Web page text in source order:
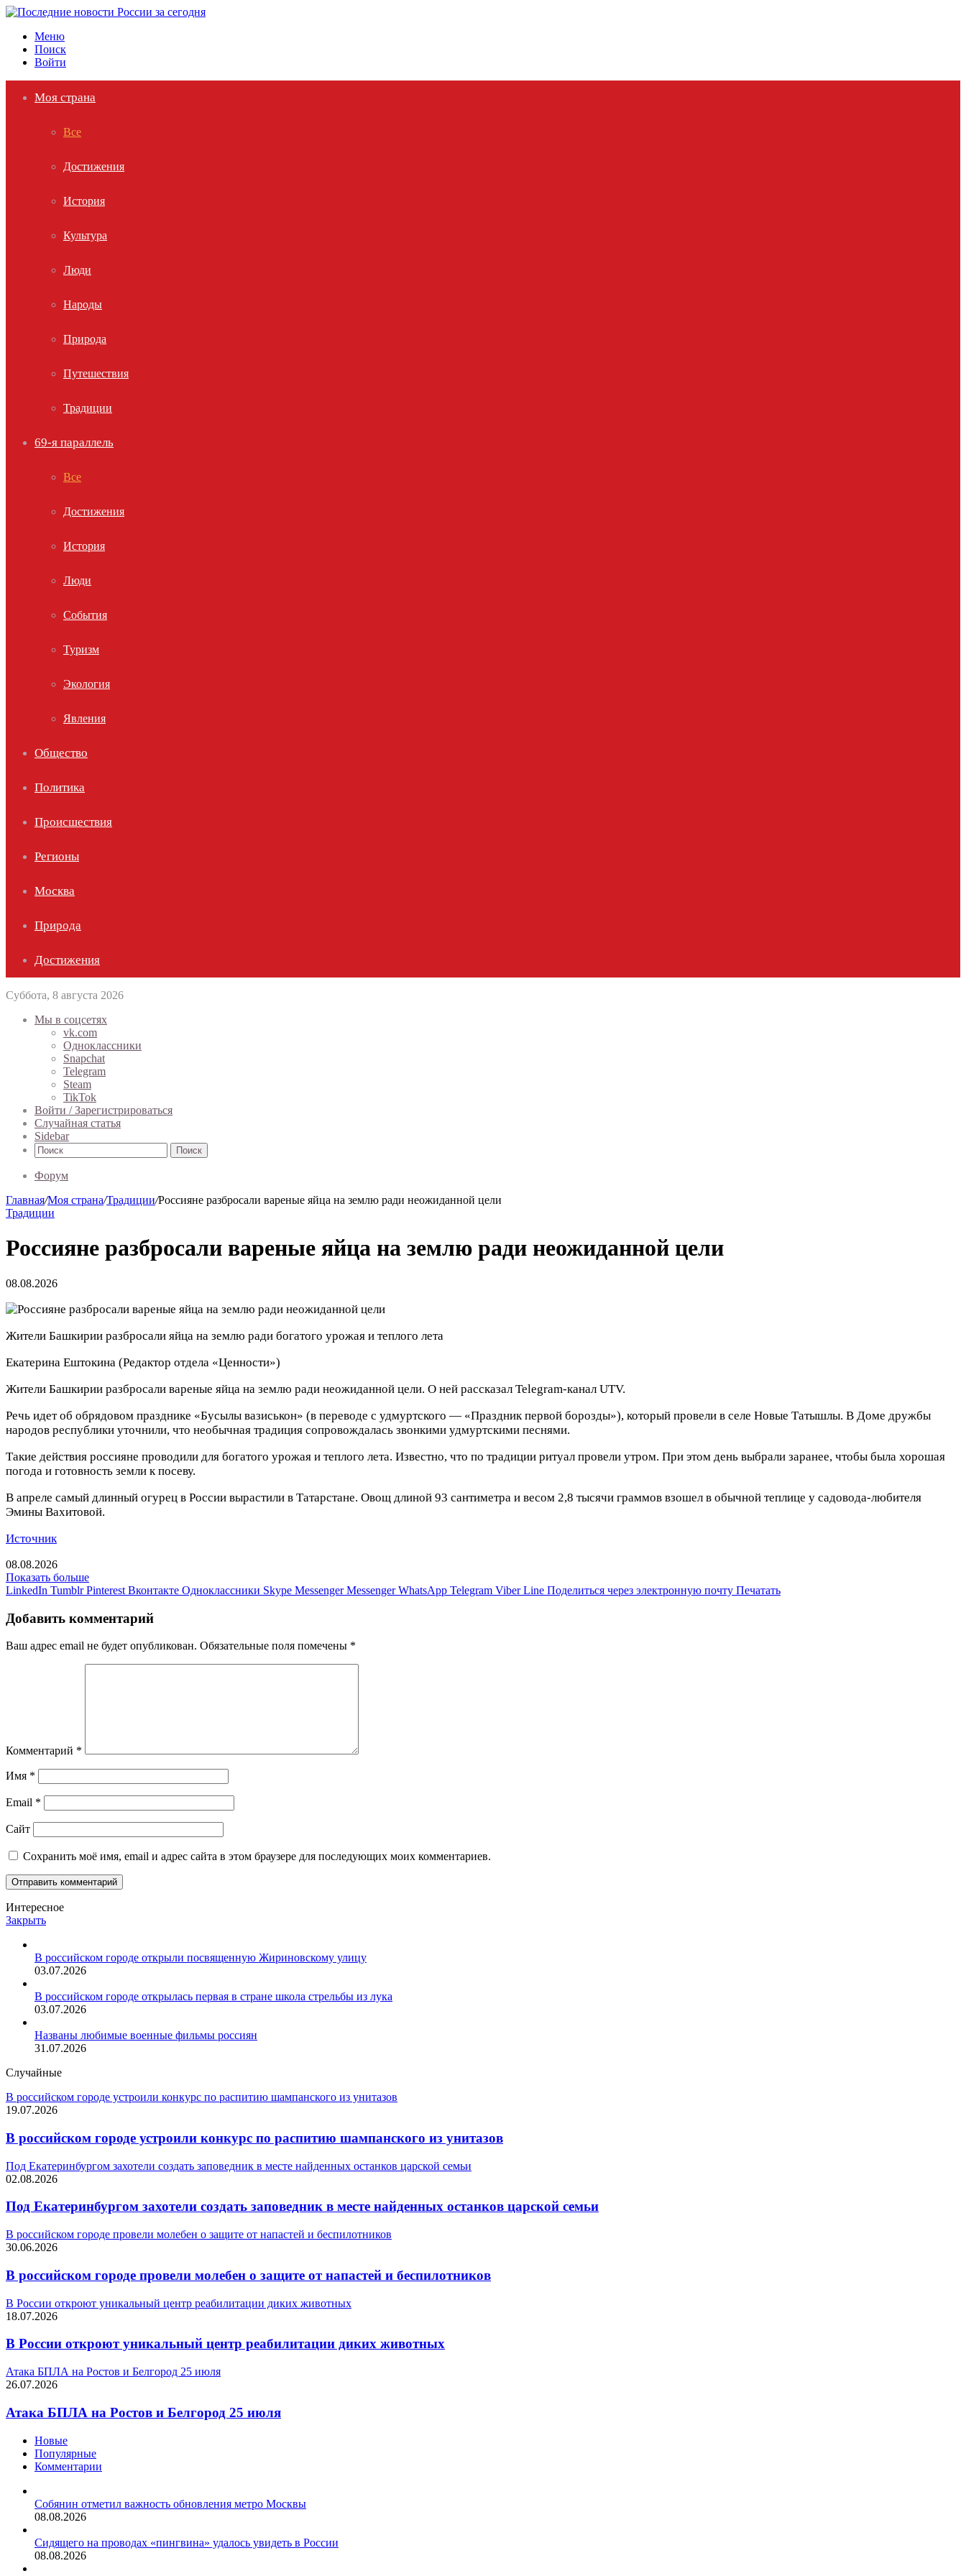
Меню
Поиск
Войти
Моя страна
Все
Достижения
История
Культура
Люди
Народы
Природа
Путешествия
Традиции
69-я параллель
Все
Достижения
История
Люди
События
Туризм
Экология
Явления
Общество
Политика
Происшествия
Регионы
Москва
Природа
Достижения
Суббота, 8 августа 2026
Мы в соцсетях
vk.com
Одноклассники
Snapchat
Telegram
Steam
TikTok
Войти / Зарегистрироваться
Случайная статья
Sidebar
Поиск
Форум
Главная/Моя страна/Традиции/Россияне разбросали вареные яйца на землю ради неожиданной цели
Традиции
Россияне разбросали вареные яйца на землю ради неожиданной цели
08.08.2026
Жители Башкирии разбросали яйца на землю ради богатого урожая и теплого лета
Екатерина Ештокина (Редактор отдела «Ценности»)
Жители Башкирии разбросали вареные яйца на землю ради неожиданной цели. О ней рассказал Telegram-канал UTV.
Речь идет об обрядовом празднике «Бусылы вазиськон» (в переводе с удмуртского — «Праздник первой борозды»), который провели в селе Новые Татышлы. В Доме дружбы
народов республики уточнили, что необычная традиция сопровождалась звонкими удмуртскими песнями.
Такие действия россияне проводили для богатого урожая и теплого лета. Известно, что по традиции ритуал провели утром. При этом день выбрали заранее, чтобы была хорошая
погода и готовность земли к посеву.
В апреле самый длинный огурец в России вырастили в Татарстане. Овощ длиной 93 сантиметра и весом 2,8 тысячи граммов взошел в обычной теплице у садовода-любителя
Эмины Вахитовой.
Источник
08.08.2026
Показать больше
LinkedIn Tumblr Pinterest Вконтакте Одноклассники Skype Messenger Messenger WhatsApp Telegram Viber Line Поделиться через электронную почту Печатать
Добавить комментарий
Ваш адрес email не будет опубликован. Обязательные поля помечены *
Комментарий *
Имя *
Email *
Сайт
Сохранить моё имя, email и адрес сайта в этом браузере для последующих моих комментариев.
Интересное
Закрыть
В российском городе открыли посвященную Жириновскому улицу
03.07.2026
В российском городе открылась первая в стране школа стрельбы из лука
03.07.2026
Названы любимые военные фильмы россиян
31.07.2026
Случайные
В российском городе устроили конкурс по распитию шампанского из унитазов
19.07.2026
В российском городе устроили конкурс по распитию шампанского из унитазов
Под Екатеринбургом захотели создать заповедник в месте найденных останков царской семьи
02.08.2026
Под Екатеринбургом захотели создать заповедник в месте найденных останков царской семьи
В российском городе провели молебен о защите от напастей и беспилотников
30.06.2026
В российском городе провели молебен о защите от напастей и беспилотников
В России откроют уникальный центр реабилитации диких животных
18.07.2026
В России откроют уникальный центр реабилитации диких животных
Атака БПЛА на Ростов и Белгород 25 июля
26.07.2026
Атака БПЛА на Ростов и Белгород 25 июля
Новые
Популярные
Комментарии
Собянин отметил важность обновления метро Москвы
08.08.2026
Сидящего на проводах «пингвина» удалось увидеть в России
08.08.2026